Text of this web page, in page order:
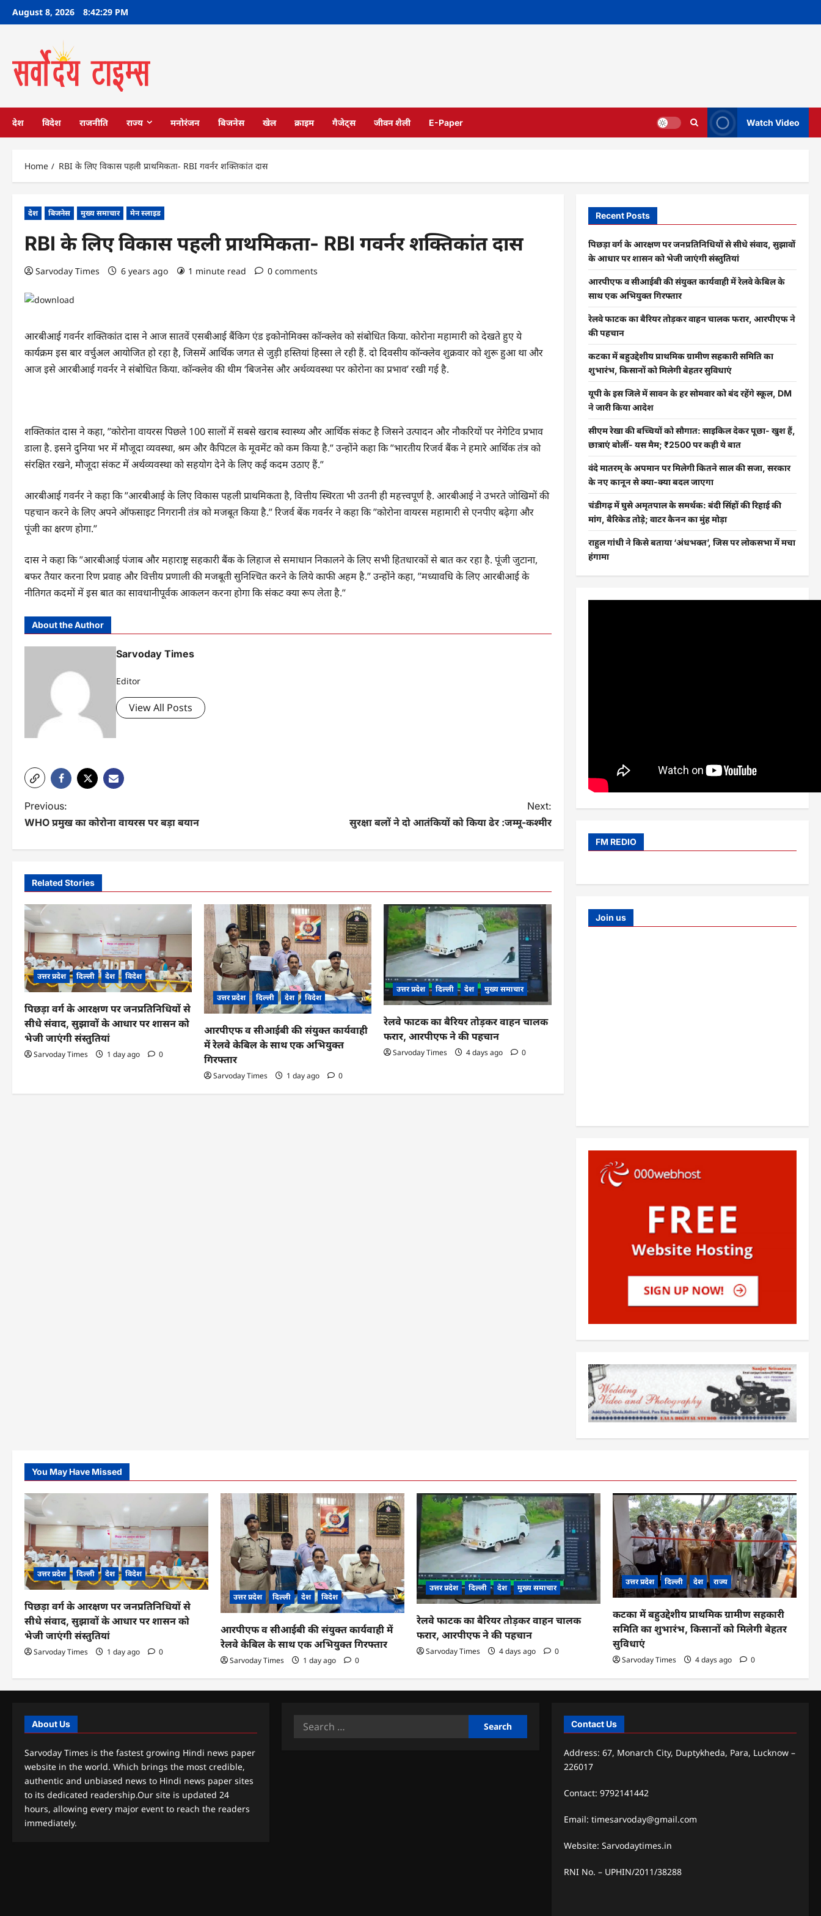
SkipAugust 8, 2026 8:42:30 PM
देश विदेश राजनीति राज्य मनोरंजन बिजनेस खेल क्राइम गैजेट्स जीवन शैली E-Paper Watch Video
Home RBI के लिए विकास पहली प्राथमिकता- RBI गवर्नर शक्तिकांत दास
देश बिजनेस मुख्य समाचार मेन स्लाइड
RBI के लिए विकास पहली प्राथमिकता- RBI गवर्नर शक्तिकांत दास
Sarvoday Times 6 years ago 1 minute read 0 comments
आरबीआई गवर्नर शक्तिकांत दास ने आज सातवें एसबीआई बैंकिग एंड इकोनोमिक्स कॉन्क्लेव को संबोधित किया. कोरोना महामारी को देखते हुए ये
कार्यक्रम इस बार वर्चुअल आयोजित हो रहा है, जिसमें आर्थिक जगत से जुड़ी हस्तियां हिस्सा ले रही हैं. दो दिवसीय कॉन्क्लेव शुक्रवार को शुरू हुआ था और
आज इसे आरबीआई गवर्नर ने संबोधित किया. कॉन्क्लेव की थीम ‘बिजनेस और अर्थव्यवस्था पर कोरोना का प्रभाव’ रखी गई है.
शक्तिकांत दास ने कहा, ”कोरोना वायरस पिछले 100 सालों में सबसे खराब स्वास्थ्य और आर्थिक संकट है जिसने उत्पादन और नौकरियों पर नेगेटिव प्रभाव
डाला है. इसने दुनिया भर में मौजूदा व्यवस्था, श्रम और कैपिटल के मूवमेंट को कम किया है.” उन्होंने कहा कि ”भारतीय रिजर्व बैंक ने हमारे आर्थिक तंत्र को
संरक्षित रखने, मौजूदा संकट में अर्थव्यवस्था को सहयोग देने के लिए कई कदम उठाए हैं.”
आरबीआई गवर्नर ने कहा कि ”आरबीआई के लिए विकास पहली प्राथमिकता है, वित्तीय स्थिरता भी उतनी ही महत्त्वपूर्ण है. आरबीआई ने उभरते जोखिमों की
पहचान करने के लिए अपने ऑफसाइट निगरानी तंत्र को मजबूत किया है.” रिजर्व बेंक गवर्नर ने कहा कि ”कोरोना वायरस महामारी से एनपीए बढ़ेगा और
पूंजी का क्षरण होगा.”
दास ने कहा कि ”आरबीआई पंजाब और महाराष्ट्र सहकारी बैंक के लिहाज से समाधान निकालने के लिए सभी हितधारकों से बात कर रहा है. पूंजी जुटाना,
बफर तैयार करना रिण प्रवाह और वित्तीय प्रणाली की मजबूती सुनिश्चित करने के लिये काफी अहम है.” उन्होंने कहा, ”मध्यावधि के लिए आरबीआई के
नीतिगत कदमों में इस बात का सावधानीपूर्वक आकलन करना होगा कि संकट क्या रूप लेता है.”
About the Author
Sarvoday Times
Editor
View All Posts
P
o
s
t
n
a
v
i
g
a
t
i
n
Previous:
WHO प्रमुख का कोरोना वायरस पर बड़ा बयान
Next:
सुरक्षा बलों ने दो आतंकियों को किया ढेर :जम्मू-कश्मीर
Related Stories
उत्तर प्रदेश दिल्ली देश विदेश
पिछड़ा वर्ग के आरक्षण पर जनप्रतिनिधियों से
सीधे संवाद, सुझावों के आधार पर शासन को
भेजी जाएंगी संस्तुतियां
Sarvoday Times 1 day ago 0
उत्तर प्रदेश दिल्ली देश विदेश
आरपीएफ व सीआईबी की संयुक्त कार्यवाही
में रेलवे केबिल के साथ एक अभियुक्त
गिरफ्तार
Sarvoday Times 1 day ago 0
उत्तर प्रदेश दिल्ली देश मुख्य समाचार
रेलवे फाटक का बैरियर तोड़कर वाहन चालक
फरार, आरपीएफ ने की पहचान
Sarvoday Times 4 days ago 0
Recent Posts
पिछड़ा वर्ग के आरक्षण पर जनप्रतिनिधियों से सीधे संवाद, सुझावों
के आधार पर शासन को भेजी जाएंगी संस्तुतियां
आरपीएफ व सीआईबी की संयुक्त कार्यवाही में रेलवे केबिल के
साथ एक अभियुक्त गिरफ्तार
रेलवे फाटक का बैरियर तोड़कर वाहन चालक फरार, आरपीएफ ने
की पहचान
कटका में बहुउद्देशीय प्राथमिक ग्रामीण सहकारी समिति का
शुभारंभ, किसानों को मिलेगी बेहतर सुविधाएं
यूपी के इस जिले में सावन के हर सोमवार को बंद रहेंगे स्कूल, DM
ने जारी किया आदेश
सीएम रेखा की बच्चियों को सौगात: साइकिल देकर पूछा- खुश हैं,
छात्राएं बोलीं- यस मैम; ₹2500 पर कही ये बात
वंदे मातरम् के अपमान पर मिलेगी कितने साल की सजा, सरकार
के नए कानून से क्या-क्या बदल जाएगा
चंडीगढ़ में घुसे अमृतपाल के समर्थक: बंदी सिंहों की रिहाई की
मांग, बैरिकेड तोड़े; वाटर कैनन का मुंह मोड़ा
राहुल गांधी ने किसे बताया ‘अंधभक्त’, जिस पर लोकसभा में मचा
हंगामा
FM REDIO
Join us
You May Have Missed
उत्तर प्रदेश दिल्ली देश विदेश
पिछड़ा वर्ग के आरक्षण पर जनप्रतिनिधियों से
सीधे संवाद, सुझावों के आधार पर शासन को
भेजी जाएंगी संस्तुतियां
Sarvoday Times 1 day ago 0
उत्तर प्रदेश दिल्ली देश विदेश
आरपीएफ व सीआईबी की संयुक्त कार्यवाही में
रेलवे केबिल के साथ एक अभियुक्त गिरफ्तार
Sarvoday Times 1 day ago 0
उत्तर प्रदेश दिल्ली देश मुख्य समाचार
रेलवे फाटक का बैरियर तोड़कर वाहन चालक
फरार, आरपीएफ ने की पहचान
Sarvoday Times 4 days ago 0
उत्तर प्रदेश दिल्ली देश राज्य
कटका में बहुउद्देशीय प्राथमिक ग्रामीण सहकारी
समिति का शुभारंभ, किसानों को मिलेगी बेहतर
सुविधाएं
Sarvoday Times 4 days ago 0
About Us
Sarvoday Times is the fastest growing Hindi news paper
website in the world. Which brings the most credible,
authentic and unbiased news to Hindi news paper sites
to its dedicated readership.Our site is updated 24
hours, allowing every major event to reach the readers
immediately.
Search
Contact Us
Address: 67, Monarch City, Duptykheda, Para, Lucknow –
226017
Contact: 9792141442
Email: timesarvoday@gmail.com
Website: Sarvodaytimes.in
RNI No. – UPHIN/2011/38288